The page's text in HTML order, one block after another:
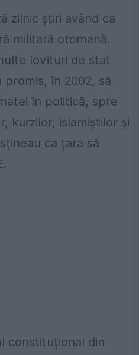
zilnic știri având ca
militară otomană.
lovituri de stat
promis, în 2002, să
în politică, spre
kurzilor, islamiștilor și
ca țara să
constituțional din